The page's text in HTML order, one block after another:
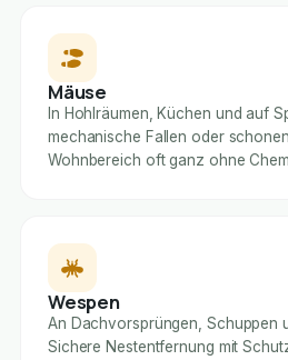
Mäuse
In Hohlräumen, Küchen und auf
mechanische Fallen oder
Wohnbereich oft ganz ohne
Wespen
An Dachvorsprüngen, Schuppen
Sichere Nestentfernung mit